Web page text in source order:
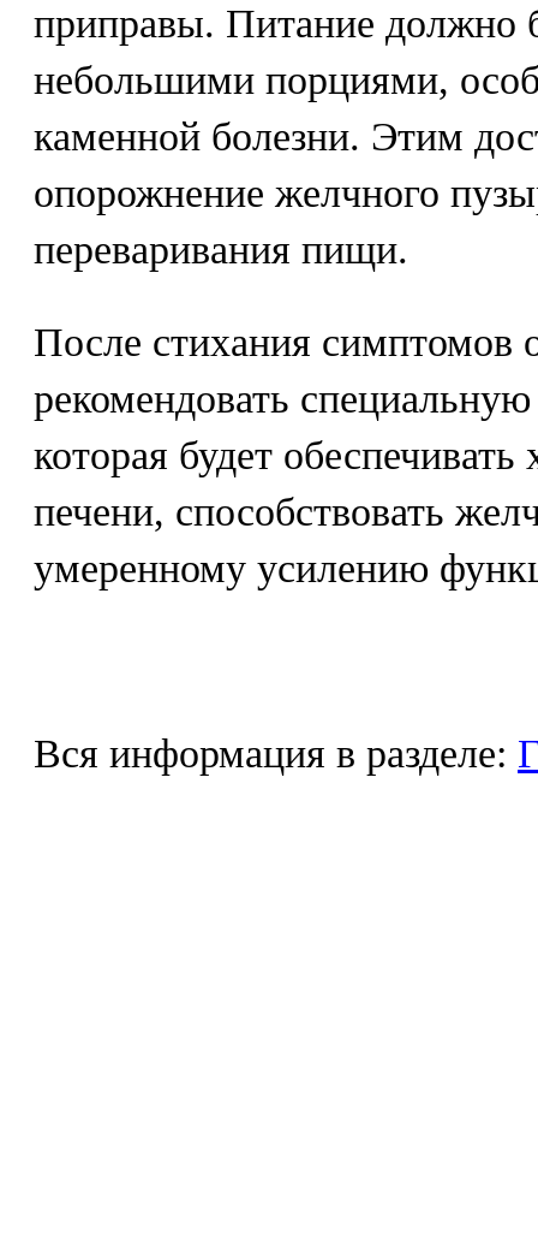
приправы. Питание должно
небольшими порциями,
каменной болезни. Этим
опорожнение желчного
переваривания пищи.
После стихания симптомов
рекомендовать
которая будет
печени, способствовать
умеренному усилению
Вся информация в разделе: